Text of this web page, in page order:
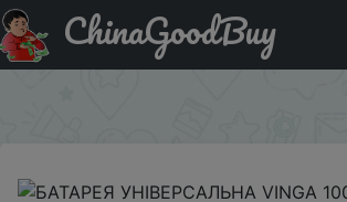
Придбати по акціи БАТАРЕЯ
10000 MAH BLACK (BTPB1910BK)
ChinaGoodBuy